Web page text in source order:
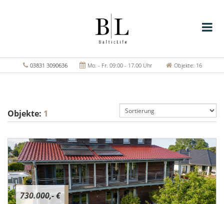
03831 3090636 Mo. - Fr. 09:00 - 17.00 Uhr Objekte: 16
Objekte: 1
730.000,- €